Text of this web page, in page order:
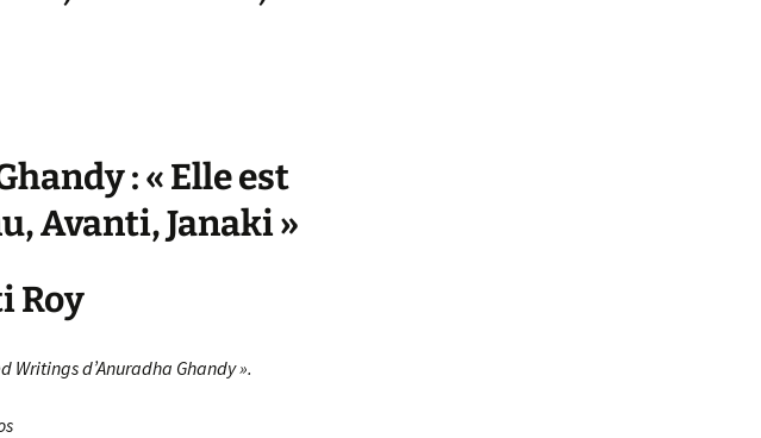
: « Elle est
Avanti, Janaki »
Roy
Writings d’Anuradha Ghandy ».